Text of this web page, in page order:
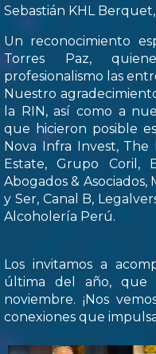
Sebastián KHL
Un reconocimiento
Torres Paz,
profesionalismo las
Nuestro
la RIN, así como a
que hicieron posible
Nova Infra Invest, The
Estate, Grupo Coril,
Abogados & Asociados,
y Ser, Canal B,
Alcoholería Perú.
Los invitamos a
última del año,
noviembre. ¡Nos
conexiones que